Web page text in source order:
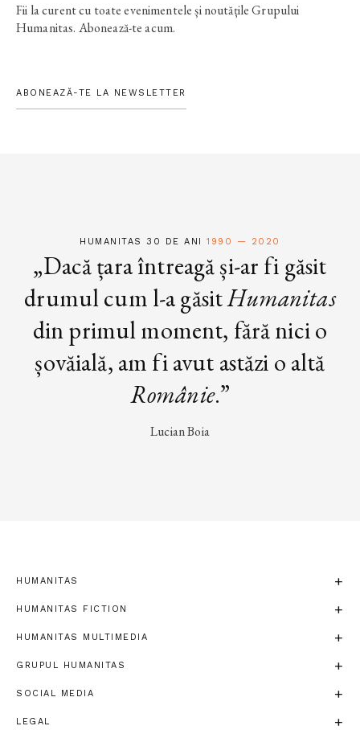
Fii la curent cu toate evenimentele și noutățile Grupului
Humanitas. Abonează-te acum.
ABONEAZĂ-TE LA NEWSLETTER
HUMANITAS 30 DE ANI1990 — 2020
„Dacă țara întreagă și-ar fi găsit
drumul cum l-a găsitHumanitas
din primul moment, fără nici o
șovăială, am fi avut astăzi o altă
Românie.”
Lucian Boia
HUMANITAS
HUMANITAS FICTION
HUMANITAS MULTIMEDIA
GRUPUL HUMANITAS
SOCIAL MEDIA
LEGAL